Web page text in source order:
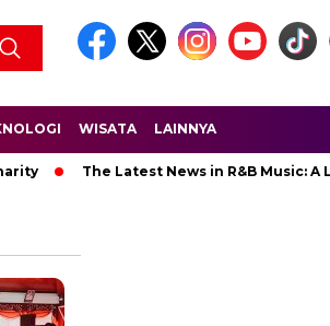
WISATA LAINNYA
The Latest News in R&B Music: A